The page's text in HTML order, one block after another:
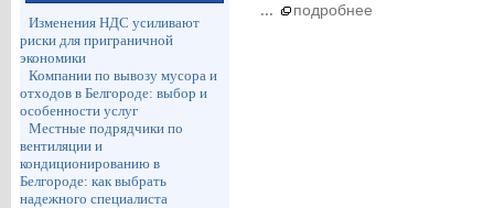
Изменения НДС усиливают
риски для приграничной
экономики
Компании по вывозу мусора и
отходов в Белгороде: выбор и
особенности услуг
Местные подрядчики по
вентиляции и
кондиционированию в
Белгороде: как выбрать
надежного специалиста
... подробнее